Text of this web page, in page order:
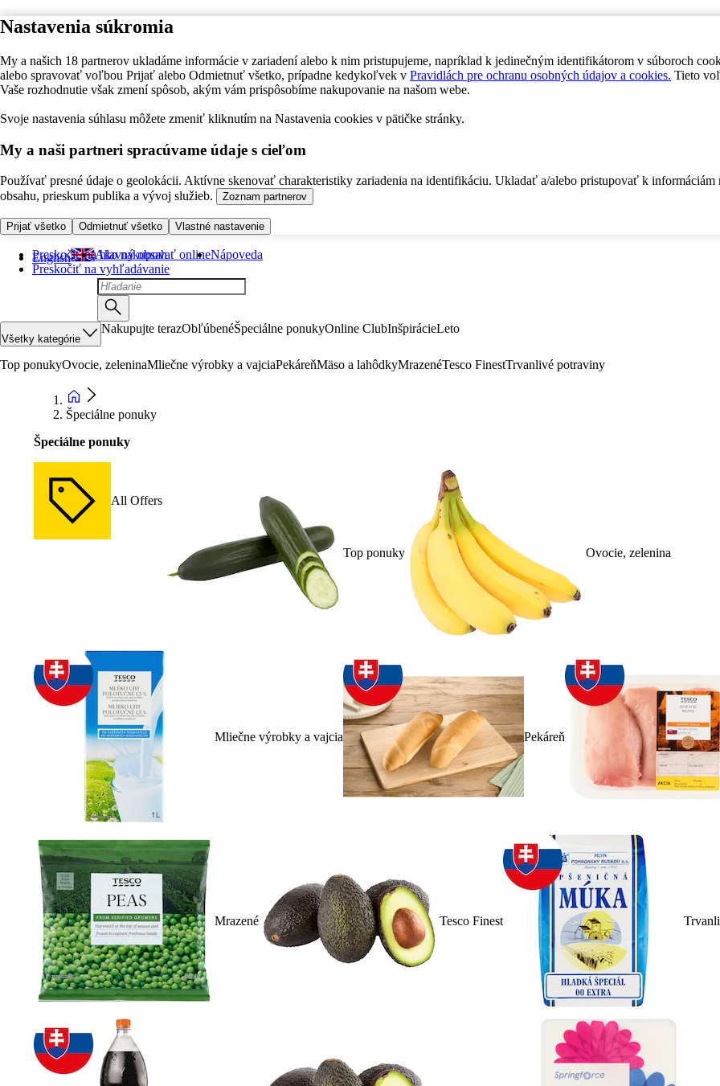
Nastavenia súkromia
My a našich 18 partnerov ukladáme informácie v zariadení alebo k nim pristupujeme, napríklad k jedinečným identifikátorom v súboroch
alebo spravovať voľbou Prijať alebo Odmietnuť všetko, prípadne kedykoľvek v Pravidlách pre ochranu osobných údajov a cookies. Tieto
Vaše rozhodnutie však zmení spôsob, akým vám prispôsobíme nakupovanie na našom webe.
Svoje nastavenia súhlasu môžete zmeniť kliknutím na Nastavenia cookies v pätičke stránky.
My a naši partneri spracúvame údaje s cieľom
Používať presné údaje o geolokácii. Aktívne skenovať charakteristiky zariadenia na identifikáciu. Ukladať a/alebo pristupovať k informáciám
obsahu, prieskum publika a vývoj služieb.
Zoznam partnerov
Prijať všetko Odmietnuť všetko Vlastné nastavenie
Preskočiť na hlavný obsah
Preskočiť na vyhľadávanie
English Ako nakupovať onlineNápoveda
Všetky kategórie
Nakupujte terazObľúbenéŠpeciálne ponukyOnline ClubInšpirácieLeto
Top ponukyOvocie, zeleninaMliečne výrobky a vajciaPekáreňMäso a lahôdkyMrazenéTesco FinestTrvanlivé potraviny
Špeciálne ponuky
Špeciálne ponuky
All Offers
Top ponuky Ovocie, zelenina
Mliečne výrobky a vajcia Pekáreň
Mrazené Tesco Finest